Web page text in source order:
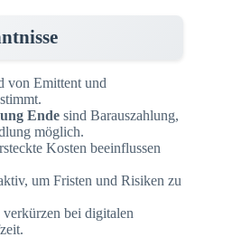
von Emittent und
Ende sind Barauszahlung,
möglich.
Kosten beeinflussen
um Fristen und Risiken zu
bei digitalen